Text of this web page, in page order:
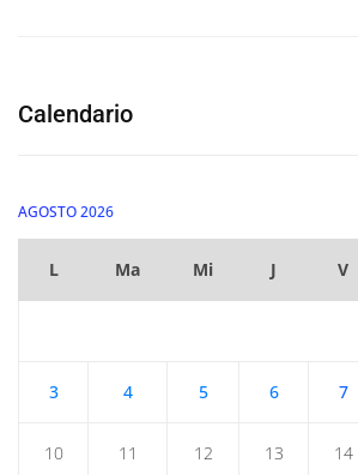
Calendario
AGOSTO 2026
L Ma Mi J V
3 4 5 6 7
10 11 12 13 14